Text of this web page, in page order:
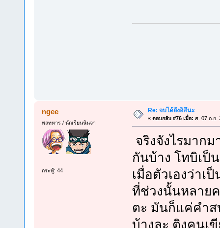
ngee
พลทหาร / นักเรียนนินจา
กระทู้: 44
Re: จบได้ยังอิสึนะ
« ตอบกลับ #76 เมื่อ: ศ. 07 ก.ย.
จริงจังไรมาก
กันบ้าง โทบิเป็
เมื่อตัวเองว่า
ที่ช่วงนั้นหลาย
ตะ มันก็แค่คำส
บ้างละ ติงคนเ